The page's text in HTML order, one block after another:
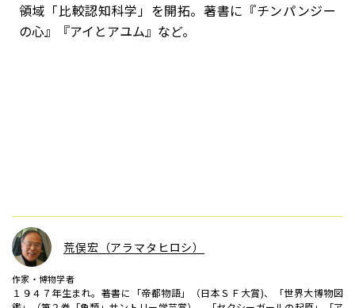
領域「比較認知科学」を開拓。著書に『チンパンジー
の心』『アイとアユム』など。
荒俣宏（アラマタヒロシ）
作家・博物学者
１９４７年生まれ。著書に「帝都物語」（日本ＳＦ大賞)、「世界大博物図